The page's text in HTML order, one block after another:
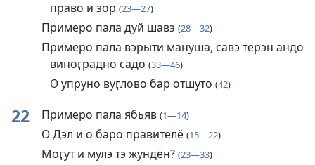
право и зор (23—27)
Примеро пала дуй шавэ (28—32)
Примеро пала вэрыти мануша, савэ терэн андо
виноӷрадно садо (33—46)
О упруно вуӷлово бар отшуто (42)
22 Примеро пала ябьяв (1—14)
О Дэл и о баро правителё (15—22)
Моӷут и мулэ тэ жундён? (23—33)